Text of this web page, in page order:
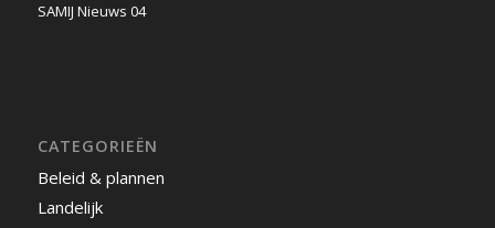
SAMIJ Nieuws 04
CATEGORIEËN
Beleid & plannen
Landelijk